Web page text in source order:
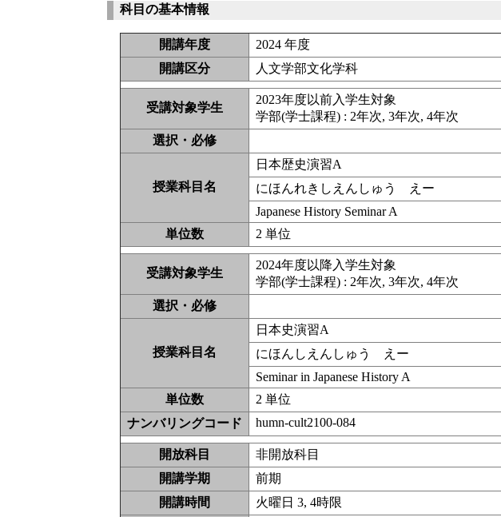
科目の基本情報
開講年度
2024 年度
開講区分
人文学部文化学科
受講対象学生
2023年度以前入学生対象
学部(学士課程) : 2年次, 3年次, 4年次
選択・必修
授業科目名
日本歴史演習A
にほんれきしえんしゅう えー
Japanese History Seminar A
単位数
2 単位
受講対象学生
2024年度以降入学生対象
学部(学士課程) : 2年次, 3年次, 4年次
選択・必修
授業科目名
日本史演習A
にほんしえんしゅう えー
Seminar in Japanese History A
単位数
2 単位
ナンバリングコード
humn-cult2100-084
開放科目
非開放科目
開講学期
前期
開講時間
火曜日 3, 4時限